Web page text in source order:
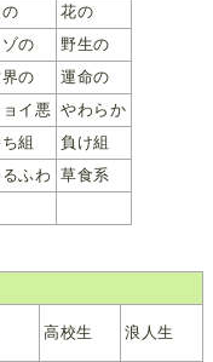
花の
の
野生の
の
運命の
イ悪 やわらか
組
負け組
ふわ 草食系
高校生 浪人生